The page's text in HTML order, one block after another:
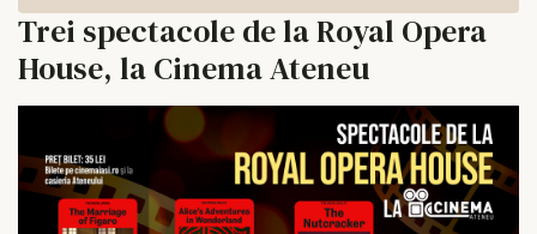
Trei spectacole de la Royal Opera
House, la Cinema Ateneu